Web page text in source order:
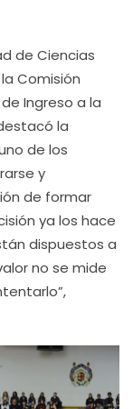
de Ciencias
Comisión
Ingreso a la
la
de los
y
de formar
ya los hace
dispuestos a
no se mide